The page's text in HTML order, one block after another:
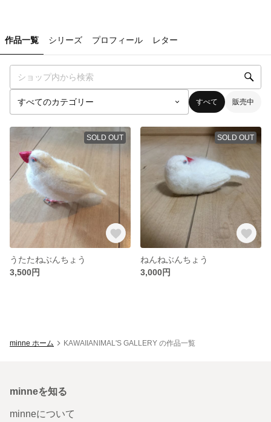
作品一覧 シリーズ プロフィール レター
すべて 販売中
SOLD OUT
うたたねぶんちょう
3,500円
SOLD OUT
ねんねぶんちょう
3,000円
minne ホーム KAWAIIANIMAL'S GALLERY の作品一覧
minneを知る
minneについて